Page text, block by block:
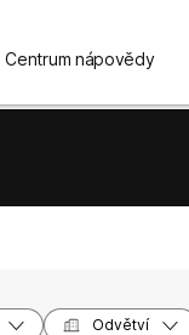
Centrum nápovědy
Odvětví